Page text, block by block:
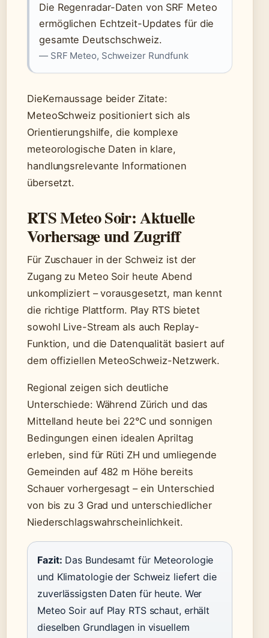
Die Regenradar-Daten von SRF Meteo
ermöglichen Echtzeit-Updates für die
gesamte Deutschschweiz.
— SRF Meteo, Schweizer Rundfunk
DieKernaussage beider Zitate:
MeteoSchweiz positioniert sich als
Orientierungshilfe, die komplexe
meteorologische Daten in klare,
handlungsrelevante Informationen
übersetzt.
RTS Meteo Soir: Aktuelle
Vorhersage und Zugriff
Für Zuschauer in der Schweiz ist der
Zugang zu Meteo Soir heute Abend
unkompliziert – vorausgesetzt, man kennt
die richtige Plattform. Play RTS bietet
sowohl Live-Stream als auch Replay-
Funktion, und die Datenqualität basiert auf
dem offiziellen MeteoSchweiz-Netzwerk.
Regional zeigen sich deutliche
Unterschiede: Während Zürich und das
Mittelland heute bei 22°C und sonnigen
Bedingungen einen idealen Apriltag
erleben, sind für Rüti ZH und umliegende
Gemeinden auf 482 m Höhe bereits
Schauer vorhergesagt – ein Unterschied
von bis zu 3 Grad und unterschiedlicher
Niederschlagswahrscheinlichkeit.
Fazit: Das Bundesamt für Meteorologie
und Klimatologie der Schweiz liefert die
zuverlässigsten Daten für heute. Wer
Meteo Soir auf Play RTS schaut, erhält
dieselben Grundlagen in visuellem